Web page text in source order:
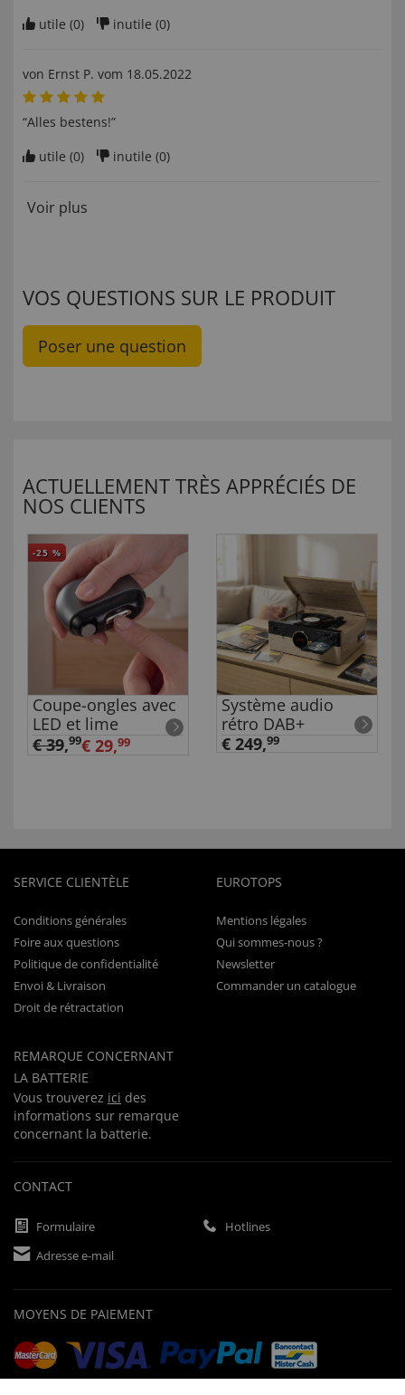
utile (0) inutile (0)
von Ernst P. vom 18.05.2022
“Alles bestens!”
utile (0) inutile (0)
Voir plus
VOS QUESTIONS SUR LE PRODUIT
Poser une question
ACTUELLEMENT TRÈS APPRÉCIÉS DE
NOS CLIENTS
-25 %
Coupe-ongles avec
LED et lime
€ 39,99€ 29,99
Système audio
rétro DAB+
€ 249,99
SERVICE CLIENTÈLE
Conditions générales
Foire aux questions
Politique de confidentialité
Envoi & Livraison
Droit de rétractation
REMARQUE CONCERNANT
LA BATTERIE
Vous trouverez ici des
informations sur remarque
concernant la batterie.
EUROTOPS
Mentions légales
Qui sommes-nous ?
Newsletter
Commander un catalogue
CONTACT
Formulaire
Hotlines
Adresse e-mail
MOYENS DE PAIEMENT
Paiement d'avance Facture Prélèvement bancaire